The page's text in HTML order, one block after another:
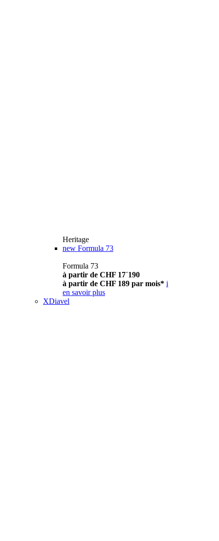
Heritage
new Formula 73
Formula 73
à partir de CHF 17´190
à partir de CHF 189 par mois* i
en savoir plus
XDiavel